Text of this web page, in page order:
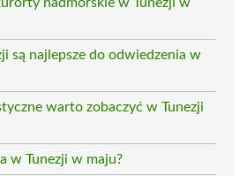
są najlepsze do odwiedzenia w
warto zobaczyć w Tunezji
w Tunezji w maju?